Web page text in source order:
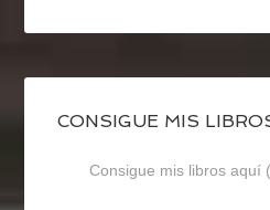
CONSIGUE MIS
Consigue mis libros aquí